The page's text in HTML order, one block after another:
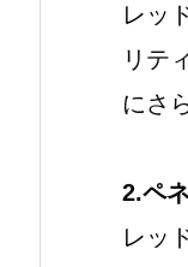
レッ
リテ
にさ
2.ペ
レッ